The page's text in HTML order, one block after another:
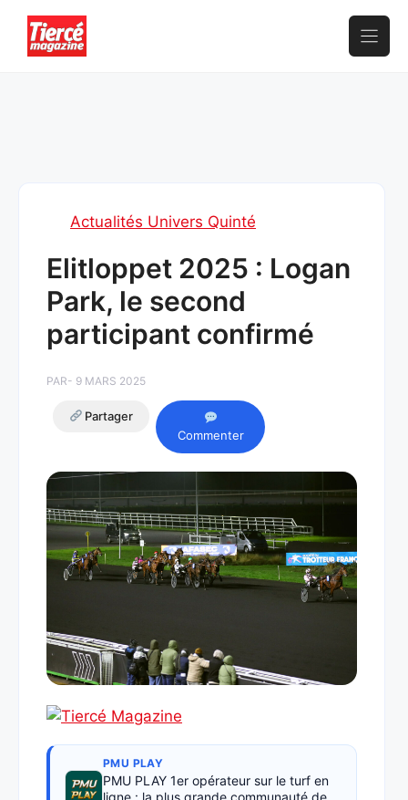
contenu
Actualités Univers Quinté
Elitloppet 2025 : Logan
Park, le second
participant confirmé
PAR- 9 MARS 2025
Partager
Commenter
PMU PLAY
PMU PLAY 1er opérateur sur le turf en
ligne : la plus grande communauté de